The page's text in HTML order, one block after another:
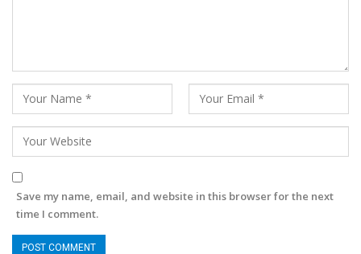
Save my name, email, and website in this browser for the next
time I comment.